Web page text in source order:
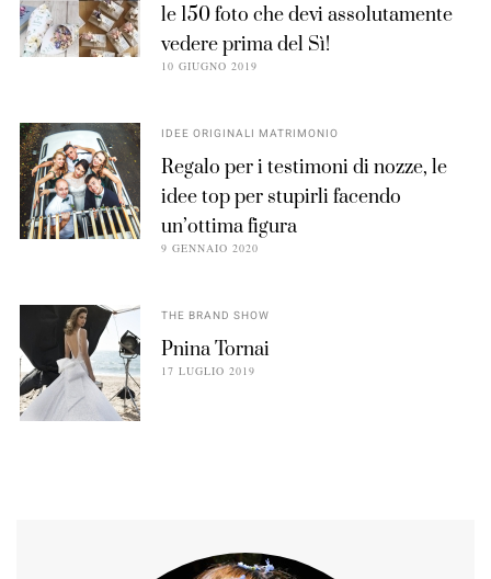
le 150 foto che devi assolutamente
vedere prima del Sì!
10 GIUGNO 2019
IDEE ORIGINALI MATRIMONIO
Regalo per i testimoni di nozze, le
idee top per stupirli facendo
un’ottima figura
9 GENNAIO 2020
THE BRAND SHOW
Pnina Tornai
17 LUGLIO 2019